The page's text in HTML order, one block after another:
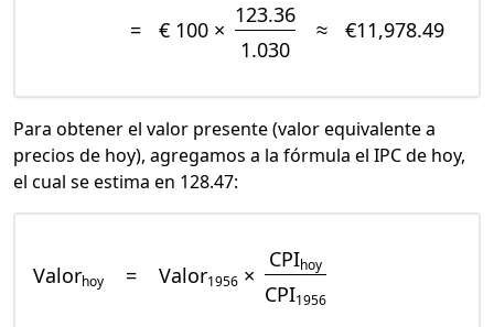
= € 100 ×
123.36
1.030
≈ €11,978.49
Para obtener el valor presente (valor equivalente a
precios de hoy), agregamos a la fórmula el IPC de hoy,
el cual se estima en 128.47:
Valorhoy = Valor1956 ×
CPIhoy
CPI1956